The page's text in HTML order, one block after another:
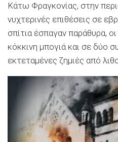
Κάτω Φραγκονίας, στην
νυχτερινές επιθέσεις σε
σπίτια έσπαγαν παράθυρα,
κόκκινη μπογιά και σε δύο
εκτεταμένες ζημιές από